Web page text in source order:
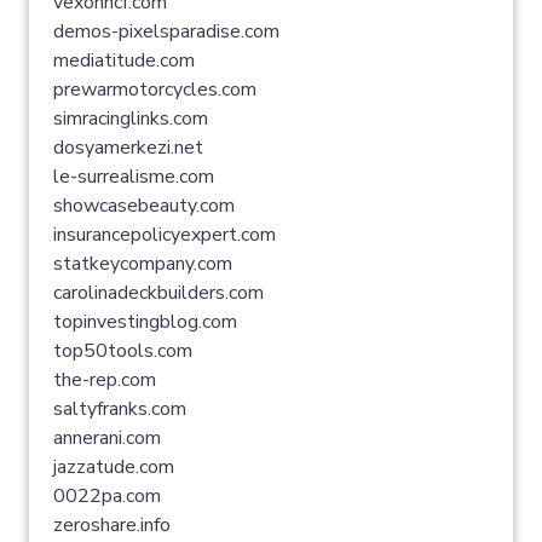
demos-pixelsparadise.com
mediatitude.com
prewarmotorcycles.com
simracinglinks.com
dosyamerkezi.net
le-surrealisme.com
showcasebeauty.com
insurancepolicyexpert.com
statkeycompany.com
carolinadeckbuilders.com
topinvestingblog.com
top50tools.com
the-rep.com
saltyfranks.com
annerani.com
jazzatude.com
0022pa.com
zeroshare.info